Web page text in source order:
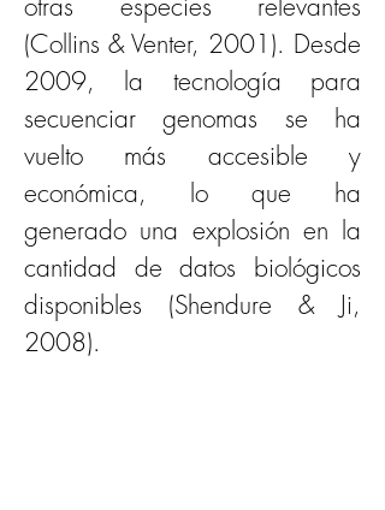
otras especies relevantes
(Collins & Venter, 2001). Desde
2009, la tecnología para
secuenciar genomas se ha
vuelto más accesible y
económica, lo que ha
generado una explosión en la
cantidad de datos biológicos
disponibles (Shendure & Ji,
2008).